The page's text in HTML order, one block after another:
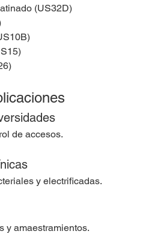
(US32D)
de accesos.
y electrificadas.
y amaestramientos.